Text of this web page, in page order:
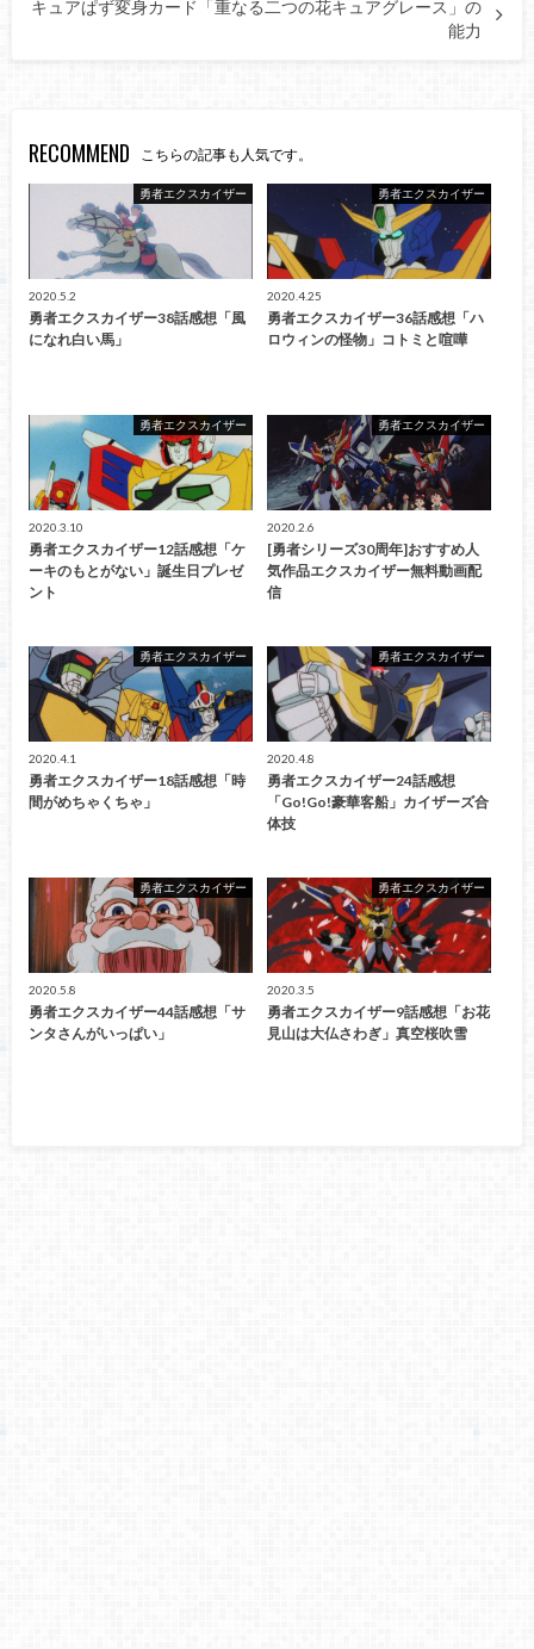
キュアぱず変身カード「重なる二つの花キュアグレース」の
能力
RECOMMEND こちらの記事も人気です。
勇者エクスカイザー
2020.5.2
勇者エクスカイザー38話感想「風
になれ白い馬」
勇者エクスカイザー
2020.4.25
勇者エクスカイザー36話感想「ハ
ロウィンの怪物」コトミと喧嘩
勇者エクスカイザー
2020.3.10
勇者エクスカイザー12話感想「ケ
ーキのもとがない」誕生日プレゼ
ント
勇者エクスカイザー
2020.2.6
[勇者シリーズ30周年]おすすめ人
気作品エクスカイザー無料動画配
信
勇者エクスカイザー
2020.4.1
勇者エクスカイザー18話感想「時
間がめちゃくちゃ」
勇者エクスカイザー
2020.4.8
勇者エクスカイザー24話感想
「Go!Go!豪華客船」カイザーズ合
体技
勇者エクスカイザー
2020.5.8
勇者エクスカイザー44話感想「サ
ンタさんがいっぱい」
勇者エクスカイザー
2020.3.5
勇者エクスカイザー9話感想「お花
見山は大仏さわぎ」真空桜吹雪